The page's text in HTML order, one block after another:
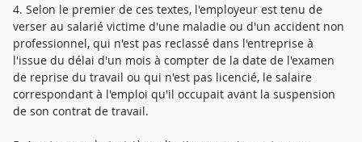
4. Selon le premier de ces textes, l'employeur est tenu de
verser au salarié victime d'une maladie ou d'un accident non
professionnel, qui n'est pas reclassé dans l'entreprise à
l'issue du délai d'un mois à compter de la date de l'examen
de reprise du travail ou qui n'est pas licencié, le salaire
correspondant à l'emploi qu'il occupait avant la suspension
de son contrat de travail.